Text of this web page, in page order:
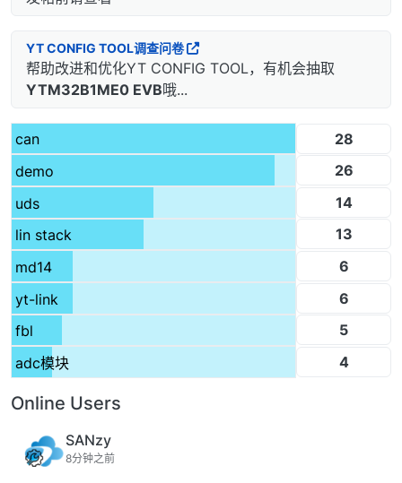
YT CONFIG TOOL调查问卷
帮助改进和优化YT CONFIG TOOL，有机会抽取
YTM32B1ME0 EVB哦...
can
28
demo
26
uds
14
lin stack
13
md14
6
yt-link
6
fbl
5
adc模块
4
Online Users
SANzy
8分钟之前